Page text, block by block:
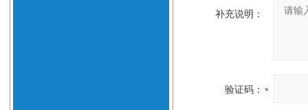
补充说明：
验证码：